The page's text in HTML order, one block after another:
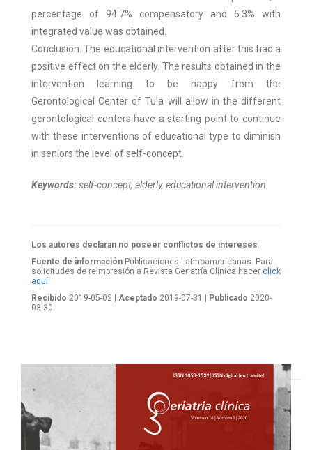
percentage of 94.7% compensatory and 5.3% with
integrated value was obtained.
Conclusion. The educational intervention after this had a
positive effect on the elderly. The results obtained in the
intervention learning to be happy from the
Gerontological Center of Tula will allow in the different
gerontological centers have a starting point to continue
with these interventions of educational type to diminish
in seniors the level of self-concept.
Keywords:self-concept, elderly, educational intervention.
Los autores declaran no poseer conflictos de intereses.
Fuente de información Publicaciones Latinoamericanas. Para
solicitudes de reimpresión a Revista Geriatría Clí­nica hacer click
aquí.
Recibido 2019-05-02 | Aceptado 2019-07-31 | Publicado 2020-
03-30